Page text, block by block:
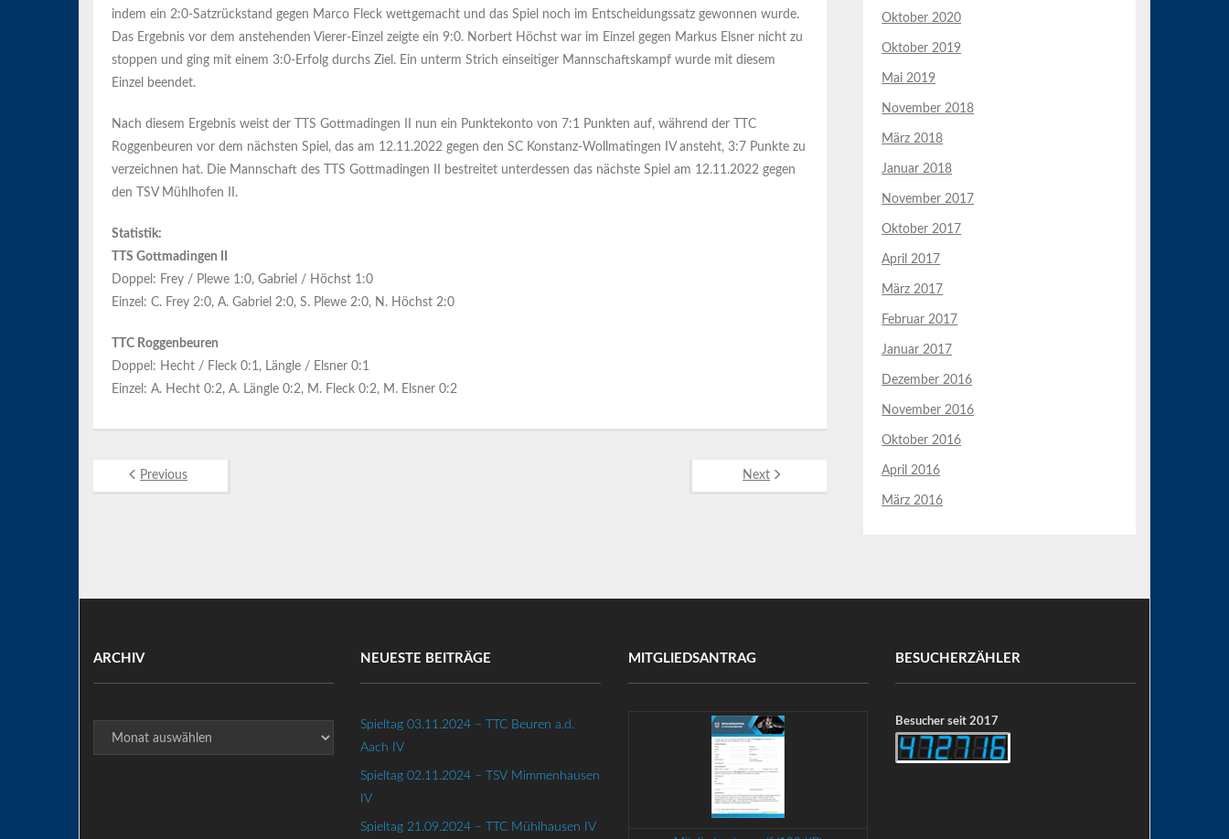
indem ein 2:0-Satzrückstand gegen Marco Fleck wettgemacht und das Spiel noch im Entscheidungssatz gewonnen wurde.
Das Ergebnis vor dem anstehenden Vierer-Einzel zeigte ein 9:0. Norbert Höchst war im Einzel gegen Markus Elsner nicht zu
stoppen und ging mit einem 3:0-Erfolg durchs Ziel. Ein unterm Strich einseitiger Mannschaftskampf wurde mit diesem
Einzel beendet.
Nach diesem Ergebnis weist der TTS Gottmadingen II nun ein Punktekonto von 7:1 Punkten auf, während der TTC
Roggenbeuren vor dem nächsten Spiel, das am 12.11.2022 gegen den SC Konstanz-Wollmatingen IV ansteht, 3:7 Punkte zu
verzeichnen hat. Die Mannschaft des TTS Gottmadingen II bestreitet unterdessen das nächste Spiel am 12.11.2022 gegen
den TSV Mühlhofen II.
Statistik:
TTS Gottmadingen II
Doppel: Frey / Plewe 1:0, Gabriel / Höchst 1:0
Einzel: C. Frey 2:0, A. Gabriel 2:0, S. Plewe 2:0, N. Höchst 2:0
TTC Roggenbeuren
Doppel: Hecht / Fleck 0:1, Längle / Elsner 0:1
Einzel: A. Hecht 0:2, A. Längle 0:2, M. Fleck 0:2, M. Elsner 0:2
Previous Next
Oktober 2020
Oktober 2019
Mai 2019
November 2018
März 2018
Januar 2018
November 2017
Oktober 2017
April 2017
März 2017
Februar 2017
Januar 2017
Dezember 2016
November 2016
Oktober 2016
April 2016
März 2016
ARCHIV
Archiv
NEUESTE BEITRÄGE
Spieltag 03.11.2024 – TTC Beuren a.d.
Aach IV
Spieltag 02.11.2024 – TSV Mimmenhausen
IV
Spieltag 21.09.2024 – TTC Mühlhausen IV
MITGLIEDSANTRAG BESUCHERZÄHLER
Besucher seit 2017